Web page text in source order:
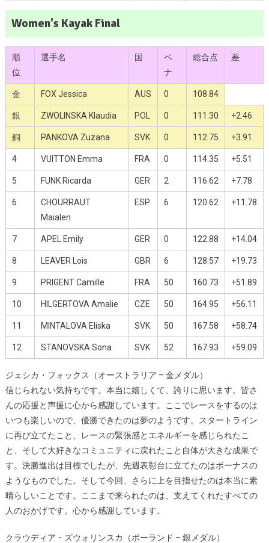
Women’s Kayak Final
順
位
選手名 国
ペ
ナ
総合点 差
金 FOX Jessica AUS 0 108.84
銀 ZWOLINSKA Klaudia POL 0 111.30 +2.46
銅 PANKOVA Zuzana SVK 0 112.75 +3.91
4 VUITTON Emma FRA 0 114.35 +5.51
5 FUNK Ricarda GER 2 116.62 +7.78
6
CHOURRAUT
Maialen
ESP 6 120.62 +11.78
7 APEL Emily GER 0 122.88 +14.04
8 LEAVER Lois GBR 6 128.57 +19.73
9 PRIGENT Camille FRA 50 160.73 +51.89
10 HILGERTOVA Amalie CZE 50 164.95 +56.11
11 MINTALOVA Eliska SVK 50 167.58 +58.74
12 STANOVSKA Sona SVK 52 167.93 +59.09
ジェシカ・フォックス（オーストラリア – 金メダル）
信じられない気持ちです。本当に嬉しくて、誇りに思います。皆さ
んの応援と声援に心から感謝しています。ここでレースをするのは
いつも楽しいので、優勝できたのは夢のようです。スタートライン
に再び立てたこと、レースの緊張感とエネルギーを感じられたこ
と、そして大好きなコミュニティに戻れたこと自体が大きな成果で
す。決勝進出は目標でしたが、先週表彰台に立てたのはボーナスの
ようなものでした。そして今回、さらに上を目指せたのは本当に素
晴らしいことです。ここまで来られたのは、支えてくれたすべての
人のおかげです。心から感謝しています。
クラウディア・ズウォリンスカ（ポーランド – 銀メダル）